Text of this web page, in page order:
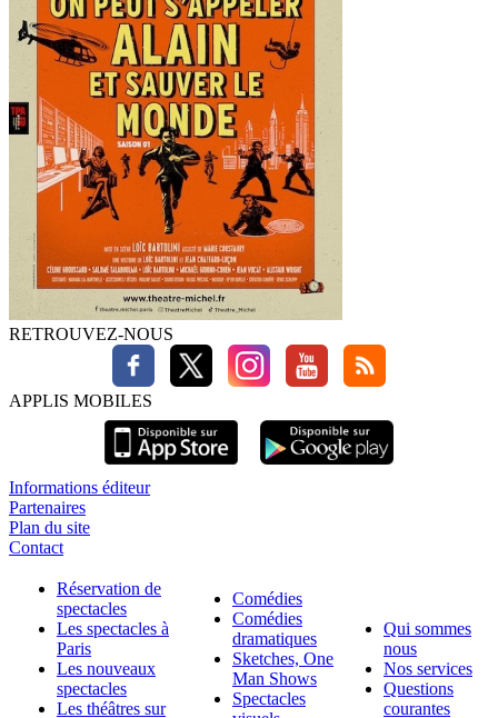
RETROUVEZ-NOUS
APPLIS MOBILES
Informations éditeur
Partenaires
Plan du site
Contact
Réservation de
spectacles
Les spectacles à
Paris
Les nouveaux
spectacles
Les théâtres sur
Comédies
Comédies
dramatiques
Sketches, One
Man Shows
Spectacles
Qui sommes
nous
Nos services
Questions
courantes